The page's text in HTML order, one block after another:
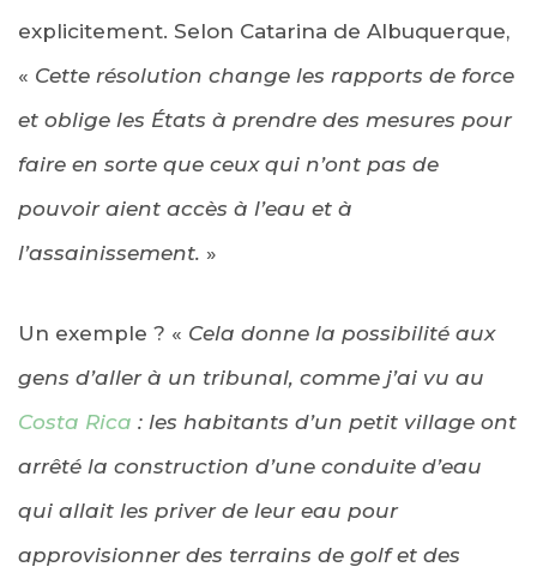
explicitement. Selon Catarina de Albuquerque,
« Cette résolution change les rapports de force
et oblige les États à prendre des mesures pour
faire en sorte que ceux qui n’ont pas de
pouvoir aient accès à l’eau et à
l’assainissement. »
Un exemple ? « Cela donne la possibilité aux
gens d’aller à un tribunal, comme j’ai vu au
Costa Rica : les habitants d’un petit village ont
arrêté la construction d’une conduite d’eau
qui allait les priver de leur eau pour
approvisionner des terrains de golf et des